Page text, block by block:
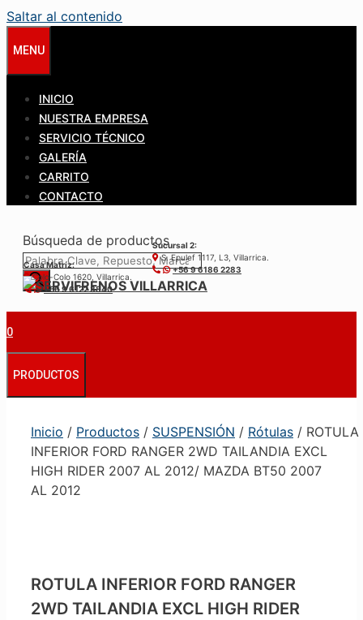
Saltar al contenido
MENU
INICIO
NUESTRA EMPRESA
SERVICIO TÉCNICO
GALERÍA
CARRITO
CONTACTO
Búsqueda de productos
Casa Matríz:
Colo-Colo 1620, Villarrica.
+56 9 6122 3840
Sucursal 2:
S. Epulef 1117, L3, Villarrica.
+56 9 6186 2283
0
PRODUCTOS
Inicio / Productos / SUSPENSIÓN / Rótulas / ROTULA
INFERIOR FORD RANGER 2WD TAILANDIA EXCL
HIGH RIDER 2007 AL 2012/ MAZDA BT50 2007
AL 2012
ROTULA INFERIOR FORD RANGER
2WD TAILANDIA EXCL HIGH RIDER